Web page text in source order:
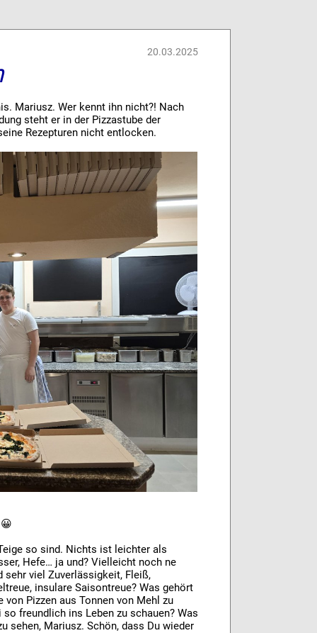
20.03.2025
Mariusz. Wer kennt ihn nicht?! Nach
steht er in der Pizzastube der
Rezepturen nicht entlocken.
so sind. Nichts ist leichter als
Hefe… ja und? Vielleicht noch ne
sehr viel Zuverlässigkeit, Fleiß,
insulare Saisontreue? Was gehört
von Pizzen aus Tonnen von Mehl zu
freundlich ins Leben zu schauen? Was
sehen, Mariusz. Schön, dass Du wieder